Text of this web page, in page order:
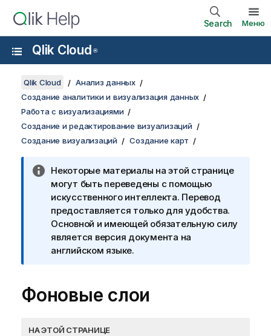
Search Меню
Qlik Cloud ®
Qlik Cloud
Анализ данных
Создание аналитики и визуализация данных
Работа с визуализациями
Создание и редактирование визуализаций
Создание визуализаций
Создание карт
Некоторые материалы на этой странице
могут быть переведены с помощью
искусственного интеллекта. Перевод
предоставляется только для удобства.
Основной и имеющей обязательную силу
является версия документа на
английском языке.
Фоновые слои
НА ЭТОЙ СТРАНИЦЕ